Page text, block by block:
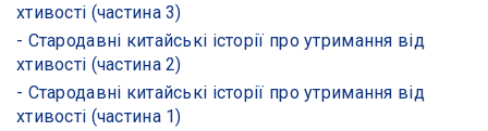
хтивості (частина 3)
- Стародавні китайські історії про утримання від
хтивості (частина 2)
- Стародавні китайські історії про утримання від
хтивості (частина 1)